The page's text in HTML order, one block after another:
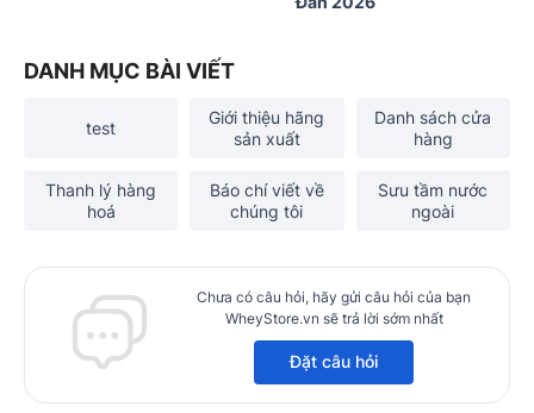
DANH MỤC BÀI VIẾT
test
Giới thiệu hãng
sản xuất
Danh sách cửa
hàng
Thanh lý hàng
hoá
Báo chí viết về
chúng tôi
Sưu tầm nước
ngoài
Chưa có câu hỏi, hãy gửi câu hỏi của bạn
WheyStore.vn sẽ trả lời sớm nhất
Đặt câu hỏi